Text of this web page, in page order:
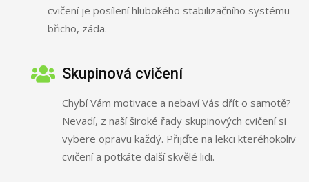
cvičení je posílení hlubokého stabilizačního systému –
břicho, záda.
Skupinová cvičení
Chybí Vám motivace a nebaví Vás dřít o samotě?
Nevadí, z naší široké řady skupinových cvičení si
vybere opravu každý. Přijďte na lekci kteréhokoliv
cvičení a potkáte další skvělé lidi.